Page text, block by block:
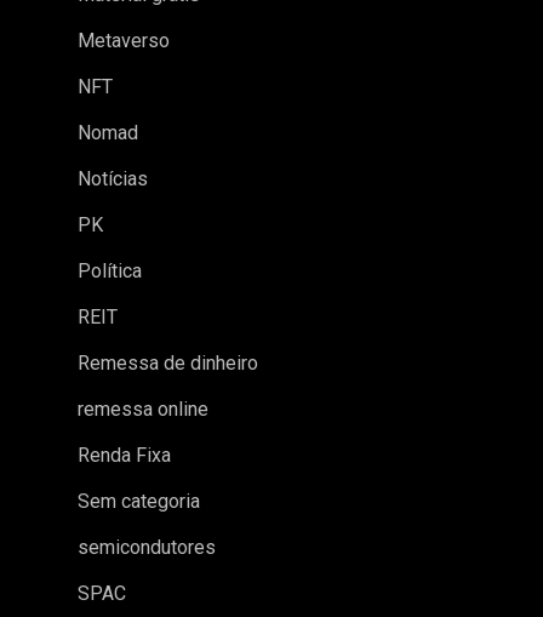
Metaverso
NFT
Nomad
Notícias
PK
Política
REIT
Remessa de dinheiro
remessa online
Renda Fixa
Sem categoria
semicondutores
SPAC